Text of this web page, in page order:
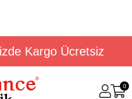
Kargo Ücretsiz
0